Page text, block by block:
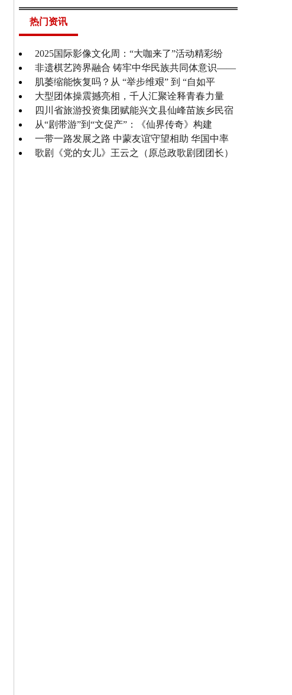
热门资讯
2025国际影像文化周：“大咖来了”活动精彩纷
非遗棋艺跨界融合 铸牢中华民族共同体意识——
肌萎缩能恢复吗？从 “举步维艰” 到 “自如平
大型团体操震撼亮相，千人汇聚诠释青春力量
四川省旅游投资集团赋能兴文县仙峰苗族乡民宿
从“剧带游”到“文促产”：《仙界传奇》构建
一带一路发展之路 中蒙友谊守望相助 华国中率
歌剧《党的女儿》王云之（原总政歌剧团团长）